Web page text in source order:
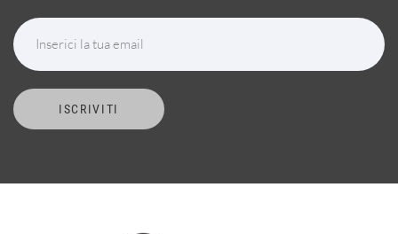
Inserici la tua email
ISCRIVITI